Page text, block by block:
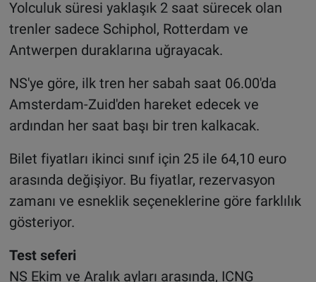
Yolculuk süresi yaklaşık 2 saat sürecek olan
trenler sadece Schiphol, Rotterdam ve
Antwerpen duraklarına uğrayacak.
NS'ye göre, ilk tren her sabah saat 06.00'da
Amsterdam-Zuid'den hareket edecek ve
ardından her saat başı bir tren kalkacak.
Bilet fiyatları ikinci sınıf için 25 ile 64,10 euro
arasında değişiyor. Bu fiyatlar, rezervasyon
zamanı ve esneklik seçeneklerine göre farklılık
gösteriyor.
Test seferi
NS Ekim ve Aralık ayları arasında, ICNG